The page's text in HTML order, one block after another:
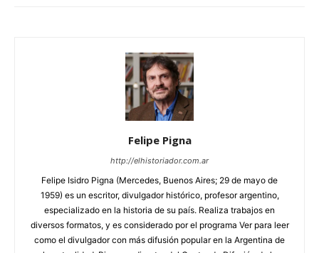
Felipe Pigna
http://elhistoriador.com.ar
Felipe Isidro Pigna (Mercedes, Buenos Aires; 29 de mayo de
1959) es un escritor, divulgador histórico, profesor argentino,
especializado en la historia de su país. Realiza trabajos en
diversos formatos, y es considerado por el programa Ver para leer
como el divulgador con más difusión popular en la Argentina de